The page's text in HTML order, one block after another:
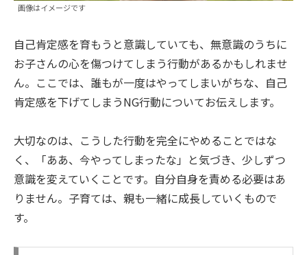
画像はイメージです
自己肯定感を育もうと意識していても、無意識のうちに
お子さんの心を傷つけてしまう行動があるかもしれませ
ん。ここでは、誰もが一度はやってしまいがちな、自己
肯定感を下げてしまうNG行動についてお伝えします。
大切なのは、こうした行動を完全にやめることではな
く、「ああ、今やってしまったな」と気づき、少しずつ
意識を変えていくことです。自分自身を責める必要はあ
りません。子育ては、親も一緒に成長していくもので
す。